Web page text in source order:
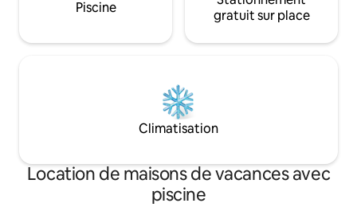
Piscine
gratuit sur place
Climatisation
Location de maisons de vacances avec
piscine